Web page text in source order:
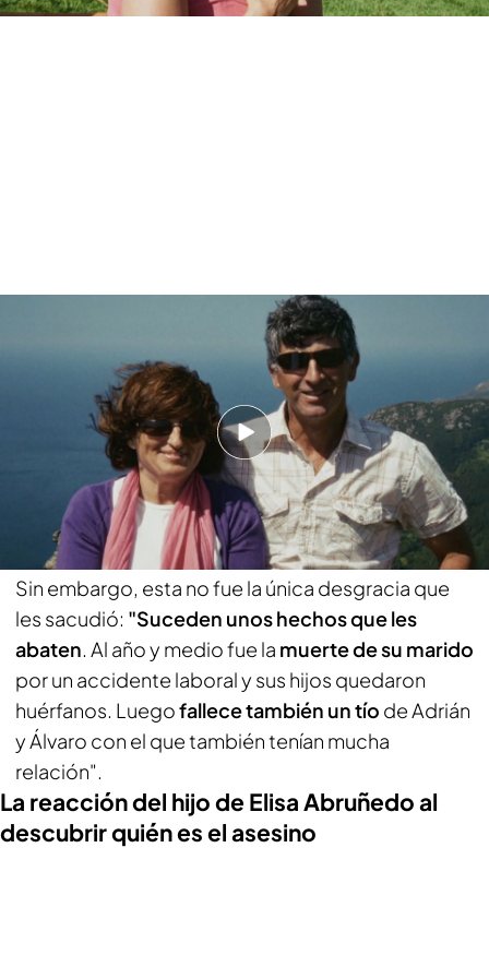
Las calamidades que persiguieron a la familia de Elisa Abruñedo tras su
asesinato: "Suceden unos hechos que les abaten"
Un año después de su asesinato, la familia acudió
a un homenaje al que tampoco faltó la agente
Begoña Rodríguez:"No éramos capaces de
encontrar al asesino y para mi era muy
importante que supieran que seguíamos
trabajando".
Sin embargo, esta no fue la única desgracia que
les sacudió: "Suceden unos hechos que les
abaten. Al año y medio fue la muerte de su marido
por un accidente laboral y sus hijos quedaron
huérfanos. Luegofallece también un tío de Adrián
y Álvaro con el que también tenían mucha
relación".
La reacción del hijo de Elisa Abruñedo al
descubrir quién es el asesino